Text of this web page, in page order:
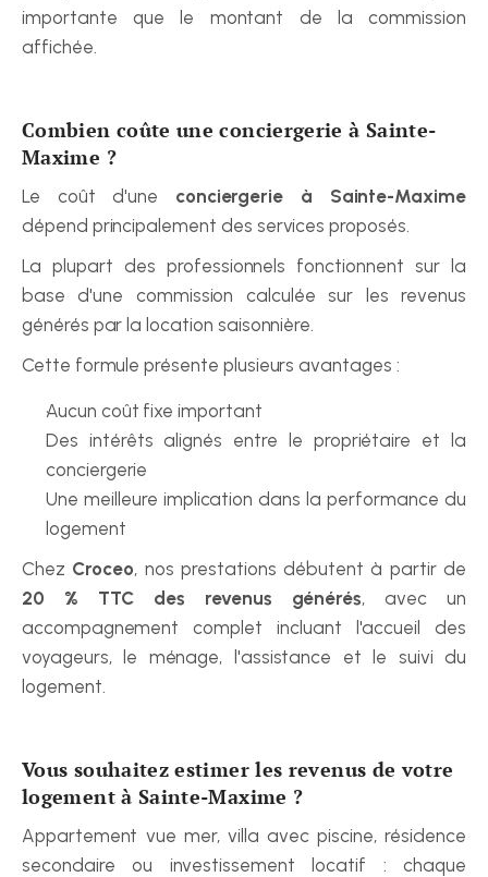
importante que le montant de la commission
affichée.
Combien coûte une conciergerie à Sainte-
Maxime ?
Le coût d'une conciergerie à Sainte-Maxime
dépend principalement des services proposés.
La plupart des professionnels fonctionnent sur la
base d'une commission calculée sur les revenus
générés par la location saisonnière.
Cette formule présente plusieurs avantages :
Aucun coût fixe important
Des intérêts alignés entre le propriétaire et la
conciergerie
Une meilleure implication dans la performance du
logement
Chez Croceo
20 % TTC des revenus générés, avec un
accompagnement complet incluant l'accueil des
voyageurs, le ménage, l'assistance et le suivi du
logement.
Vous souhaitez estimer les revenus de votre
logement à Sainte-Maxime ?
Appartement vue mer, villa avec piscine, résidence
secondaire ou investissement locatif : chaque